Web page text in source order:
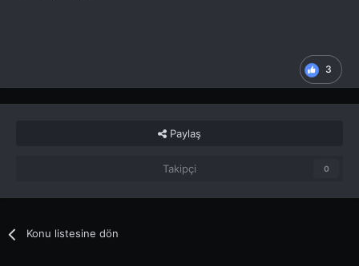
3
Paylaş
Takipçi 0
Konu listesine dön